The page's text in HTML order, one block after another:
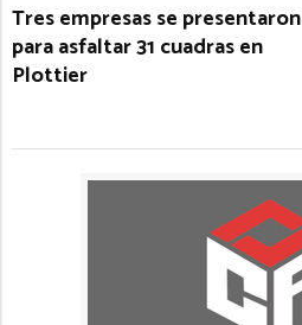
Tres empresas se presentaron
para asfaltar 31 cuadras en
Plottier